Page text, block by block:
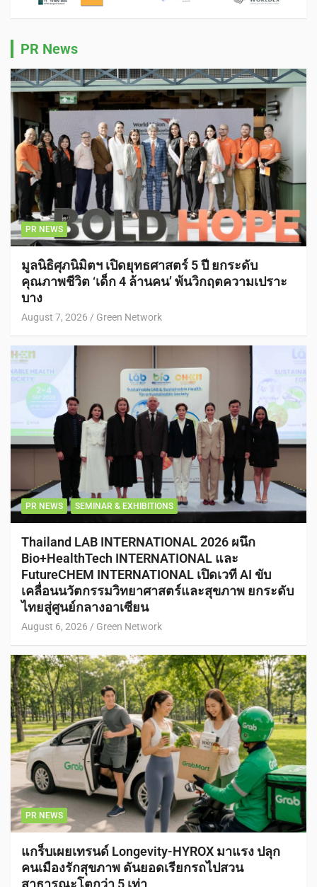
PR News
PR NEWS
มูลนิธิศุภนิมิตฯ เปิดยุทธศาสตร์ 5 ปี ยกระดับ
คุณภาพชีวิต ‘เด็ก 4 ล้านคน’ พ้นวิกฤตความเปราะ
บาง
August 7, 2026 Green Network
PR NEWS SEMINAR & EXHIBITIONS
Thailand LAB INTERNATIONAL 2026 ผนึก
Bio+HealthTech INTERNATIONAL และ
FutureCHEM INTERNATIONAL เปิดเวที AI ขับ
เคลื่อนนวัตกรรมวิทยาศาสตร์และสุขภาพ ยกระดับ
ไทยสู่ศูนย์กลางอาเซียน
August 6, 2026 Green Network
PR NEWS
แกร็บเผยเทรนด์ Longevity-HYROX มาแรง ปลุก
คนเมืองรักสุขภาพ ดันยอดเรียกรถไปสวน
สาธารณะโตกว่า 5 เท่า